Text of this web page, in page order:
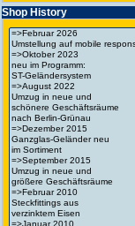
Shop History